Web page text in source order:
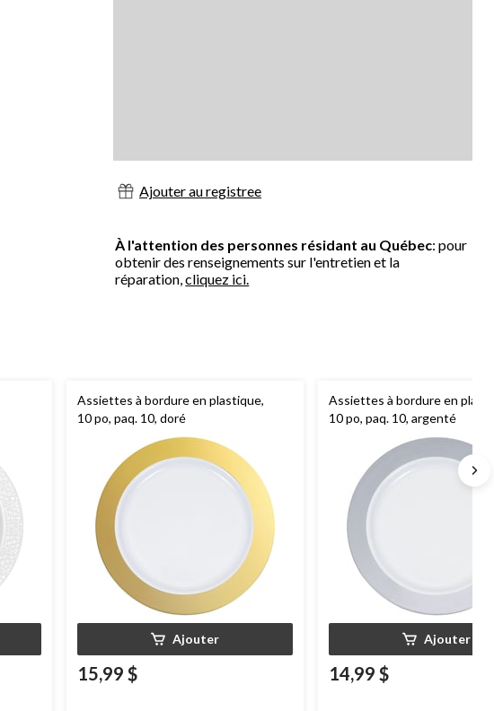
Ajouter au registree
À l'attention des personnes résidant au Québec: pour
obtenir des renseignements sur l'entretien et la
réparation,cliquez ici.
Assiettes à bordure en plastique,
10 po, paq. 10, doré
Ajouter
15,99 $
Assiettes à bordure en
10 po, paq. 10, argenté
Ajouter
14,99 $